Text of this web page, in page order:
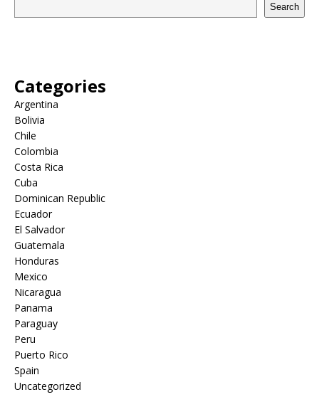
Search
Categories
Argentina
Bolivia
Chile
Colombia
Costa Rica
Cuba
Dominican Republic
Ecuador
El Salvador
Guatemala
Honduras
Mexico
Nicaragua
Panama
Paraguay
Peru
Puerto Rico
Spain
Uncategorized